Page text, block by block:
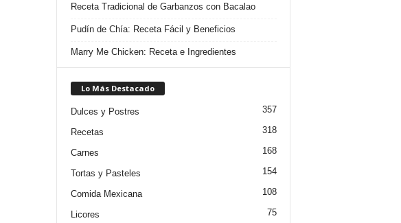
Receta Tradicional de Garbanzos con Bacalao
Pudín de Chía: Receta Fácil y Beneficios
Marry Me Chicken: Receta e Ingredientes
Lo Más Destacado
Dulces y Postres 357
Recetas 318
Carnes 168
Tortas y Pasteles 154
Comida Mexicana 108
Licores 75